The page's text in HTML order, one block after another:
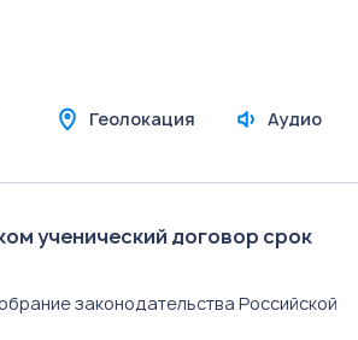
Геолокация Аудио
ученический договор срок
законодательства Российской